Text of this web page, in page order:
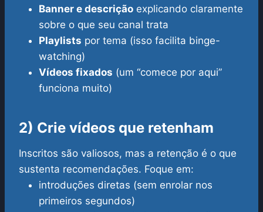
Banner e descrição explicando claramente
sobre o que seu canal trata
Playlists por tema (isso facilita binge-
watching)
Vídeos fixados (um “comece por aqui”
funciona muito)
2) Crie vídeos que retenham
Inscritos são valiosos, mas a retenção é o que
sustenta recomendações. Foque em:
introduções diretas (sem enrolar nos
primeiros segundos)